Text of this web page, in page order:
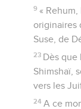
9 «
originaires
Suse, de
23 Dès que
Shimshaï,
vers les
24 A ce